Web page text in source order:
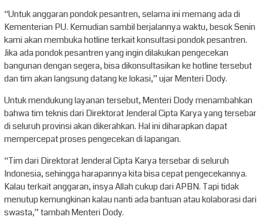
“Untuk anggaran pondok pesantren, selama ini memang ada di
Kementerian PU. Kemudian sambil berjalannya waktu, besok Senin
kami akan membuka hotline terkait konsultasi pondok pesantren.
Jika ada pondok pesantren yang ingin dilakukan pengecekan
bangunan dengan segera, bisa dikonsultasikan ke hotline tersebut
dan tim akan langsung datang ke lokasi,” ujar Menteri Dody.
Untuk mendukung layanan tersebut, Menteri Dody menambahkan
bahwa tim teknis dari Direktorat Jenderal Cipta Karya yang tersebar
di seluruh provinsi akan dikerahkan. Hal ini diharapkan dapat
mempercepat proses pengecekan di lapangan.
“Tim dari Direktorat Jenderal Cipta Karya tersebar di seluruh
Indonesia, sehingga harapannya kita bisa cepat pengecekannya.
Kalau terkait anggaran, insya Allah cukup dari APBN. Tapi tidak
menutup kemungkinan kalau nanti ada bantuan atau kolaborasi dari
swasta,” tambah Menteri Dody.